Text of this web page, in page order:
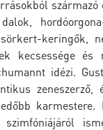
származó
keringők,
kecsessége és
idézi.
zeneszerző,
karmestere.
szimfóniájáról